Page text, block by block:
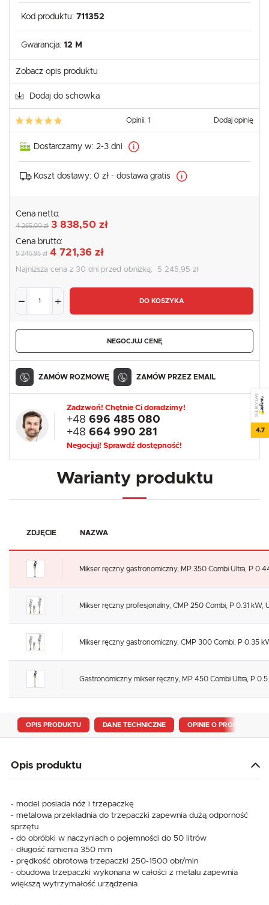
Kod produktu: 711352
Gwarancja: 12 M
Zobacz opis produktu
Dodaj do schowka
Opinii: 1 Dodaj opinię
Dostarczamy w: 2-3 dni
Koszt dostawy: 0 zł - dostawa gratis
Cena netto:
4 265,00 zł 3 838,50 zł
Cena brutto:
5 245,95 zł 4 721,36 zł
Najniższa cena z 30 dni przed obniżką: 5 245,95 zł
DO KOSZYKA
NEGOCJUJ CENĘ
ZAMÓW ROZMOWĘ ZAMÓW PRZEZ EMAIL
Zadzwoń! Chętnie Ci doradzimy!
+48 696 485 080
+48 664 990 281
Negocjuj! Sprawdź dostępność!
Warianty produktu
ZDJĘCIE NAZWA
Mikser ręczny gastronomiczny, MP 350 Combi Ultra, P
Mikser ręczny profesjonalny, CMP 250 Combi, P 0.31 kW,
Mikser ręczny gastronomiczny, CMP 300 Combi, P 0.35
Gastronomiczny mikser ręczny, MP 450 Combi Ultra, P
OPIS PRODUKTU DANE TECHNICZNE OPINIE O PRODUKCIE
Opis produktu
- model posiada nóż i trzepaczkę
- metalowa przekładnia do trzepaczki zapewnia dużą odporność
sprzętu
- do obróbki w naczyniach o pojemności do 50 litrów
- długość ramienia 350 mm
- prędkość obrotowa trzepaczki 250-1500 obr/min
- obudowa trzepaczki wykonana w całości z metalu zapewnia
większą wytrzymałość urządzenia
SEE REVIEWS
4.7